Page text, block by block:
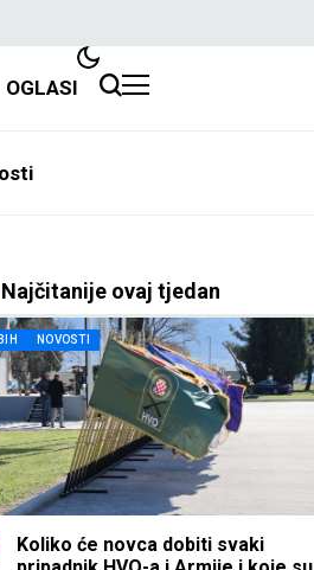
OGLASI
Najčitanije ovaj tjedan
BIH NOVOSTI
Koliko će novca dobiti svaki